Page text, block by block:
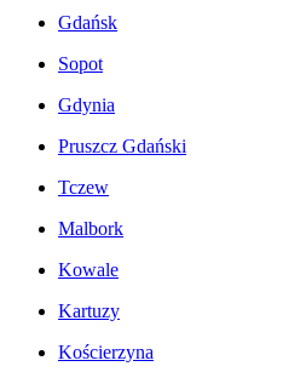
Gdańsk
Sopot
Gdynia
Pruszcz Gdański
Tczew
Malbork
Kowale
Kartuzy
Kościerzyna